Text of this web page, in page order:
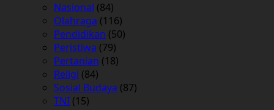
Nasional (84)
Olahraga (116)
Pendidikan (50)
Peristiwa (79)
Pertanian (18)
Religi (84)
Sosial Budaya (87)
TNI (15)